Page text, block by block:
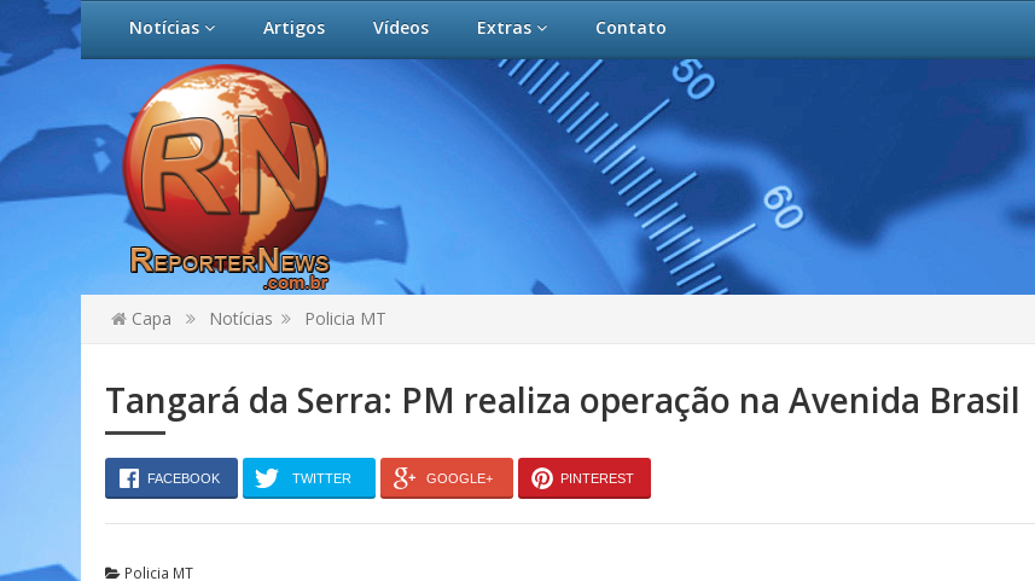
Notícias Artigos Vídeos Extras Contato
Capa Notícias Policia MT
Tangará da Serra: PM realiza operação na Avenida Brasil
FACEBOOK TWITTER GOOGLE+ PINTEREST
Policia MT